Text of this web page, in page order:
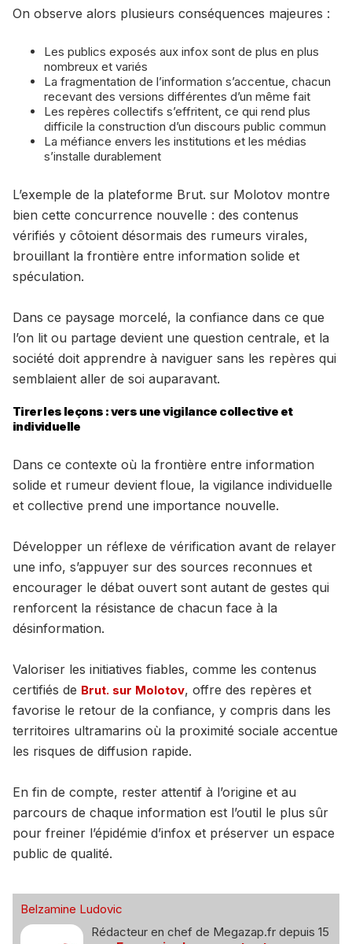
On observe alors plusieurs conséquences majeures :
Les publics exposés aux infox sont de plus en plus
nombreux et variés
La fragmentation de l’information s’accentue, chacun
recevant des versions différentes d’un même fait
Les repères collectifs s’effritent, ce qui rend plus
difficile la construction d’un discours public commun
La méfiance envers les institutions et les médias
s’installe durablement
L’exemple de la plateforme Brut. sur Molotov montre
bien cette concurrence nouvelle : des contenus
vérifiés y côtoient désormais des rumeurs virales,
brouillant la frontière entre information solide et
spéculation.
Dans ce paysage morcelé, la confiance dans ce que
l’on lit ou partage devient une question centrale, et la
société doit apprendre à naviguer sans les repères qui
semblaient aller de soi auparavant.
Tirer les leçons : vers une vigilance collective et
individuelle
Dans ce contexte où la frontière entre information
solide et rumeur devient floue, la vigilance individuelle
et collective prend une importance nouvelle.
Développer un réflexe de vérification avant de relayer
une info, s’appuyer sur des sources reconnues et
encourager le débat ouvert sont autant de gestes qui
renforcent la résistance de chacun face à la
désinformation.
Valoriser les initiatives fiables, comme les contenus
certifiés de Brut. sur Molotov, offre des repères et
favorise le retour de la confiance, y compris dans les
territoires ultramarins où la proximité sociale accentue
les risques de diffusion rapide.
En fin de compte, rester attentif à l’origine et au
parcours de chaque information est l’outil le plus sûr
pour freiner l’épidémie d’infox et préserver un espace
public de qualité.
Belzamine Ludovic
Rédacteur en chef de Megazap.fr depuis 15